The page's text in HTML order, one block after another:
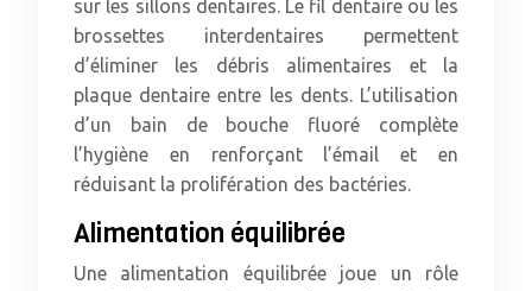
sur les sillons dentaires. Le fil dentaire ou les
brossettes interdentaires permettent
d’éliminer les débris alimentaires et la
plaque dentaire entre les dents. L’utilisation
d’un bain de bouche fluoré complète
l’hygiène en renforçant l’émail et en
réduisant la prolifération des bactéries.
Alimentation équilibrée
Une alimentation équilibrée joue un rôle